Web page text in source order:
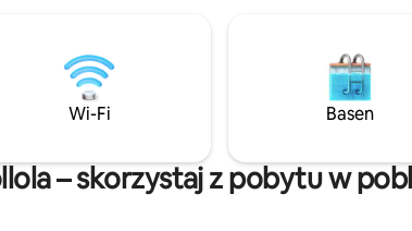
pozwolą Ci na gotowanie w czasie
wakacji w najróżniejszych stylach.
W saunie i kuchni jest ciepła woda,
a wodę pitną przynosi się do domku
Możesz podjechać prosto na miejsce.
Wi-Fi Basen
– skorzystaj z pobytu w